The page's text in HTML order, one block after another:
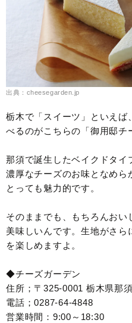
出典：cheesegarden.jp
栃木で「スイーツ」といえ
べるのがこちらの「御用邸チ
那須で誕生したベイクドタイ
濃厚なチーズのお味となめ
とっても魅力的です。
そのままでも、もちろんおい
美味しいんです。生地がさ
を楽しめますよ。
◆チーズガーデン
住所；〒325-0001 栃木県那
電話；0287-64-4848
営業時間：9:00～18:30